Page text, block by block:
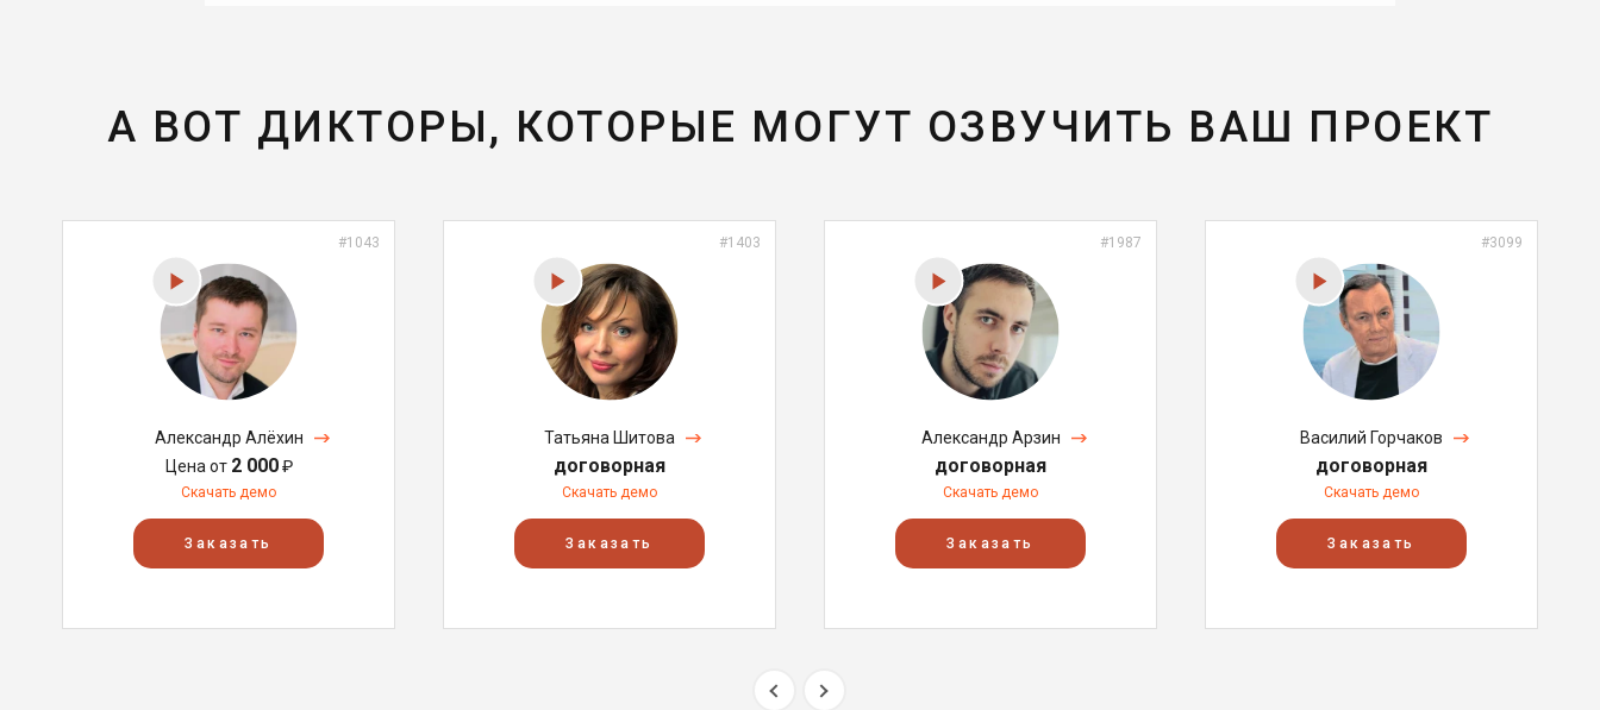
А ВОТ ДИКТОРЫ, КОТОРЫЕ МОГУТ ОЗВУЧИТЬ ВАШ ПРОЕКТ
#1043
Александр Алёхин
Цена от 2 000₽
Скачать демо
Заказать
#1403
Татьяна Шитова
договорная
Скачать демо
Заказать
#1987
Александр Арзин
договорная
Скачать демо
Заказать
#3099
Василий Горчаков
договорная
Скачать демо
Заказать